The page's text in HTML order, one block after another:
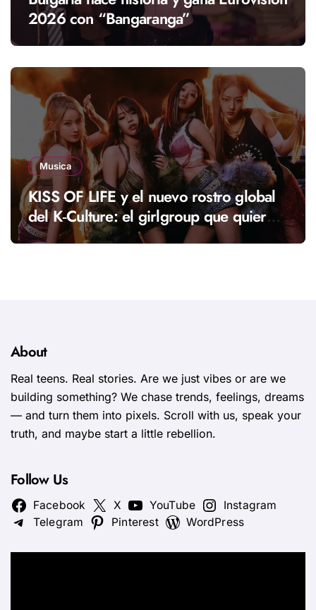
2026 con “Bangaranga”
Musica
KISS OF LIFE y el nuevo rostro global
del K‑Culture: el girlgroup que quiere
llevar una nueva energía al K‑pop
About
Real teens. Real stories. Are we just vibes or are we
building something? We chase trends, feelings, dreams
— and turn them into pixels. Scroll with us, speak your
truth, and maybe start a little rebellion.
Follow Us
Facebook X YouTube
Instagram
Telegram
Pinterest WordPress